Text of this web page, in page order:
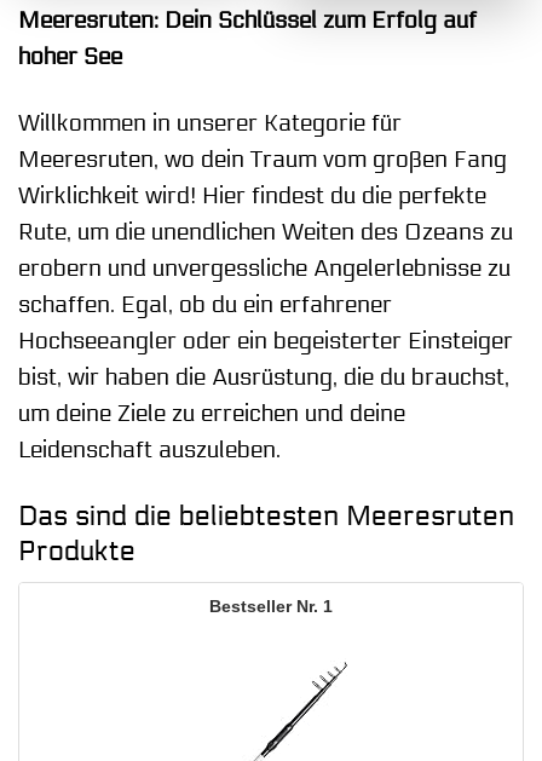
Meeresruten: Dein Schlüssel zum Erfolg auf
hoher See
Willkommen in unserer Kategorie für
Meeresruten, wo dein Traum vom großen Fang
Wirklichkeit wird! Hier findest du die perfekte
Rute, um die unendlichen Weiten des Ozeans zu
erobern und unvergessliche Angelerlebnisse zu
schaffen. Egal, ob du ein erfahrener
Hochseeangler oder ein begeisterter Einsteiger
bist, wir haben die Ausrüstung, die du brauchst,
um deine Ziele zu erreichen und deine
Leidenschaft auszuleben.
Das sind die beliebtesten Meeresruten
Produkte
1